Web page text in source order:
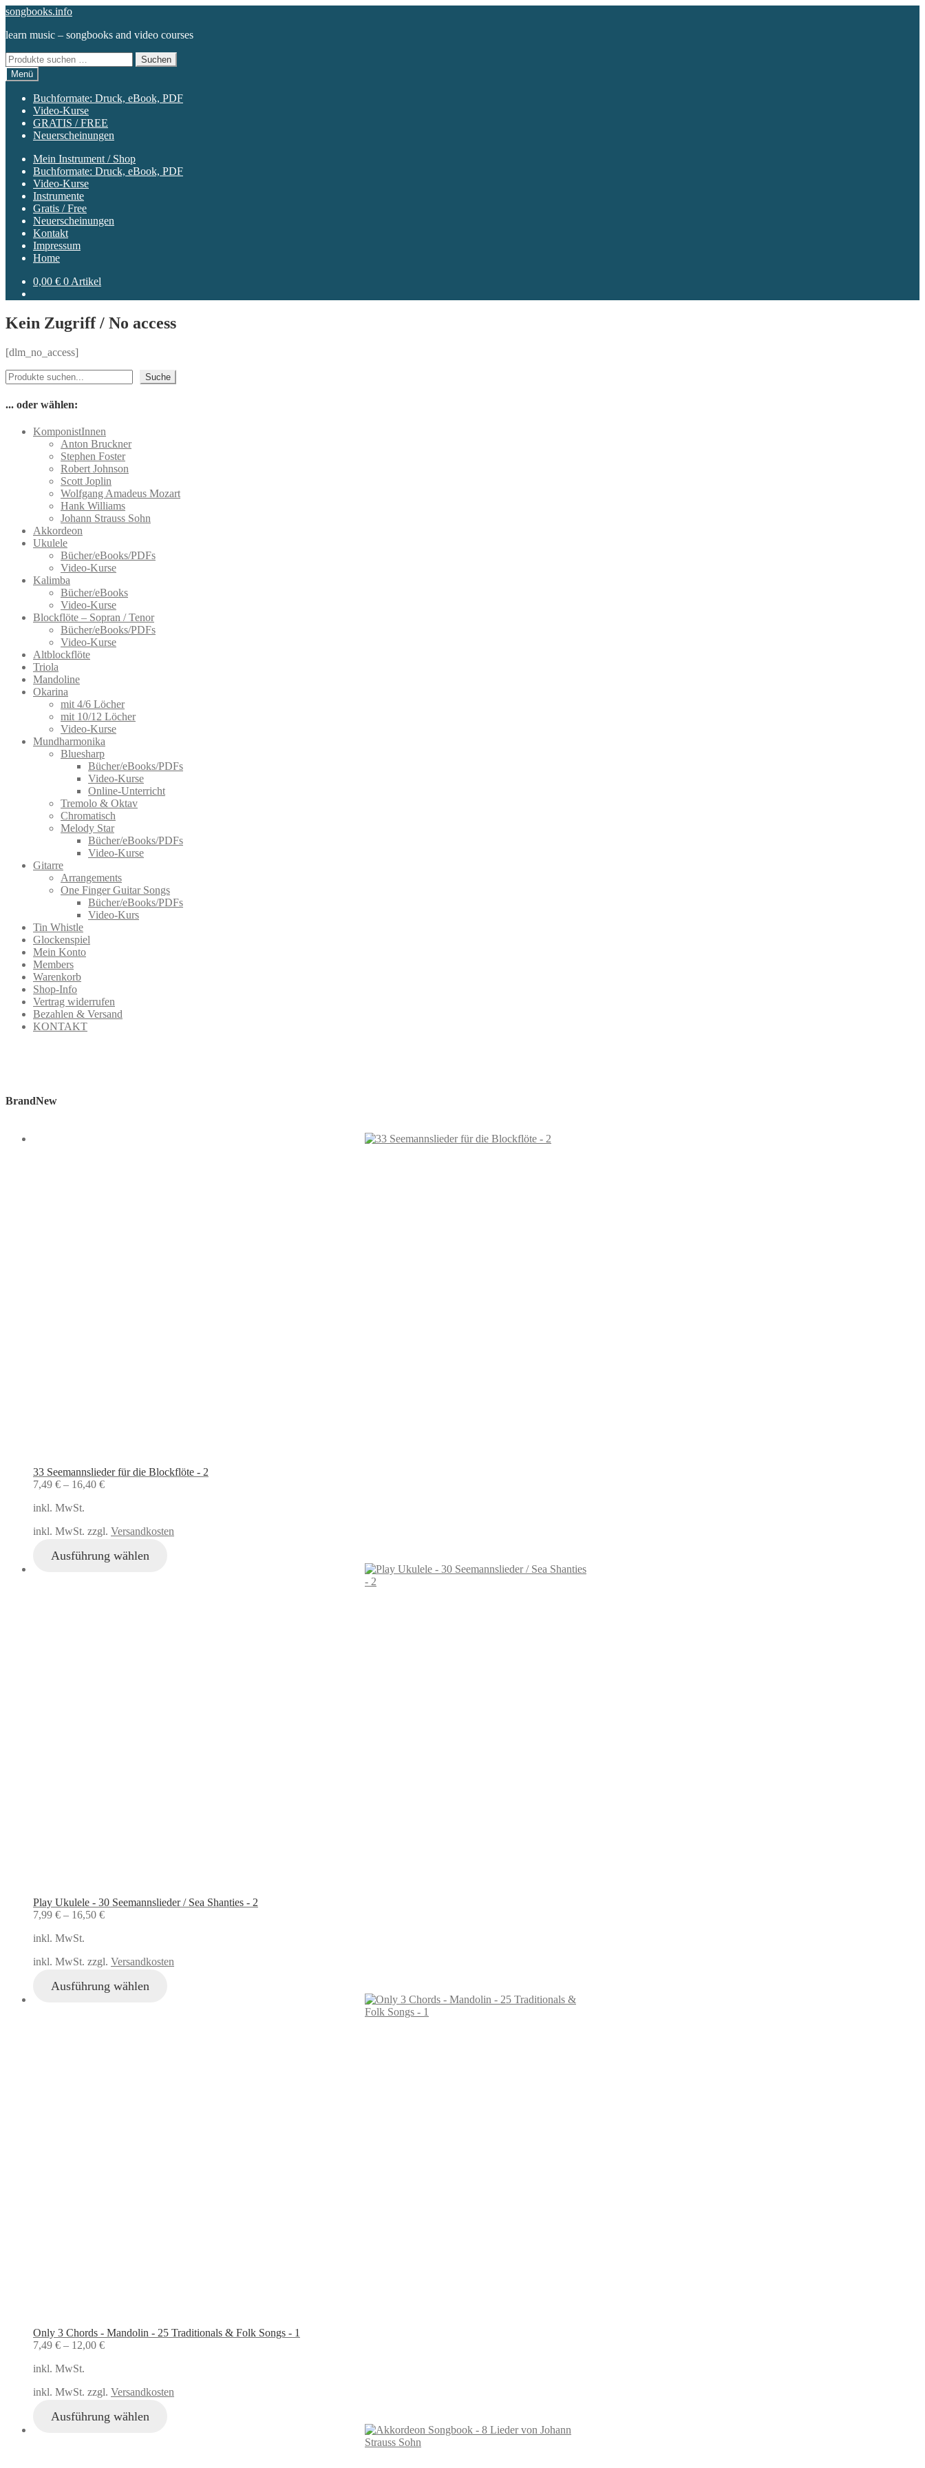
Zur
springen
Zum
springen
songbooks.info
learn music – songbooks and video courses
Suchen
nach:
Suchen
Menü
Buchformate: Druck, eBook, PDF
Video-Kurse
GRATIS / FREE
Neuerscheinungen
Mein Instrument / Shop
Buchformate: Druck, eBook, PDF
Video-Kurse
Instrumente
Gratis / Free
Neuerscheinungen
Kontakt
Impressum
Home
0,00 € 0 Artikel
Kein Zugriff / No access
[dlm_no_access]
Suchen
Suche
... oder wählen:
KomponistInnen
Anton Bruckner
Stephen Foster
Robert Johnson
Scott Joplin
Wolfgang Amadeus Mozart
Hank Williams
Johann Strauss Sohn
Akkordeon
Ukulele
Bücher/eBooks/PDFs
Video-Kurse
Kalimba
Bücher/eBooks
Video-Kurse
Blockflöte – Sopran / Tenor
Bücher/eBooks/PDFs
Video-Kurse
Altblockflöte
Triola
Mandoline
Okarina
mit 4/6 Löcher
mit 10/12 Löcher
Video-Kurse
Mundharmonika
Bluesharp
Bücher/eBooks/PDFs
Video-Kurse
Online-Unterricht
Tremolo & Oktav
Chromatisch
Melody Star
Bücher/eBooks/PDFs
Video-Kurse
Gitarre
Arrangements
One Finger Guitar Songs
Bücher/eBooks/PDFs
Video-Kurs
Tin Whistle
Glockenspiel
Mein Konto
Members
Warenkorb
Shop-Info
Vertrag widerrufen
Bezahlen & Versand
KONTAKT
BrandNew
33 Seemannslieder für die Blockflöte - 2
7,49 € – 16,40 €
inkl. MwSt.
inkl. MwSt. zzgl. Versandkosten
Ausführung wählen
Play Ukulele - 30 Seemannslieder / Sea Shanties - 2
7,99 € – 16,50 €
inkl. MwSt.
inkl. MwSt. zzgl. Versandkosten
Ausführung wählen
Only 3 Chords - Mandolin - 25 Traditionals & Folk Songs - 1
7,49 € – 12,00 €
inkl. MwSt.
inkl. MwSt. zzgl. Versandkosten
Ausführung wählen